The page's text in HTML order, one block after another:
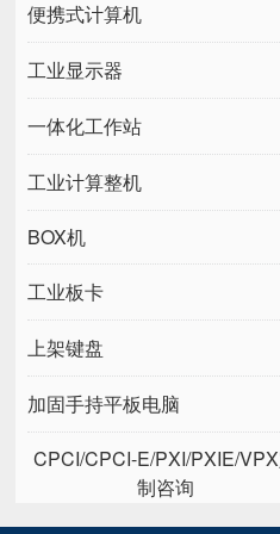
便携式计算机
工业显示器
一体化工作站
工业计算整机
BOX机
工业板卡
上架键盘
加固手持平板电脑
CPCI/CPCI-E/PXI/PXIE/
制咨询